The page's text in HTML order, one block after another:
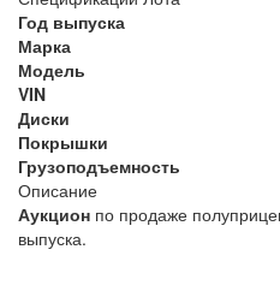
Год выпуска
Марка
Модель
VIN
Диски
Покрышки
Грузоподъемность
Описание
Аукцион по продаже